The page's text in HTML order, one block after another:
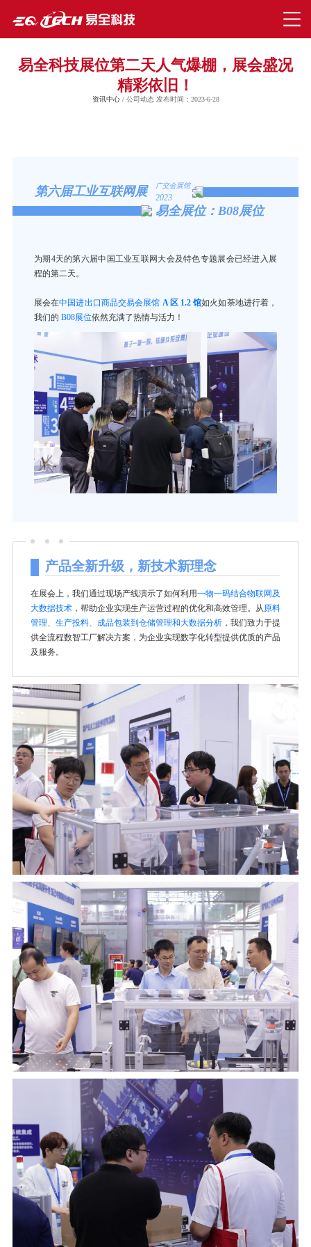
易全科技展位第二天人气爆棚，展会盛况
精彩依旧！
资讯中心/ 公司动态 发布时间：2023-6-28
第六届工业互联网展 广交会展馆
2023
易全展位：B08展位
为期4天的第六届中国工业互联网大会及特色专题展会已经进入展
程的第二天。
展会在中国进出口商品交易会展馆 A 区 1.2 馆如火如荼地进行着，
我们的 B08展位依然充满了热情与活力！
产品全新升级，新技术新理念
在展会上，我们通过现场产线演示了如何利用一物一码结合物联网及
大数据技术，帮助企业实现生产运营过程的优化和高效管理。从原料
管理、生产投料、成品包装到仓储管理和大数据分析 ，我们致力于提
供全流程数智工厂解决方案，为企业实现数字化转型提供优质的产品
及服务。